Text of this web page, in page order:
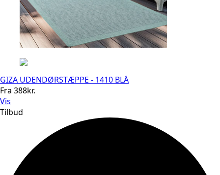
GIZA UDENDØRSTÆPPE - 1410 BLÅ
Fra 388kr.
Vis
Tilbud